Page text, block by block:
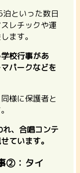
といった数日
レチックや運
ます。
校行事があ
パークなどを
様に保護者と
、合唱コンテ
ています。
②：タイ